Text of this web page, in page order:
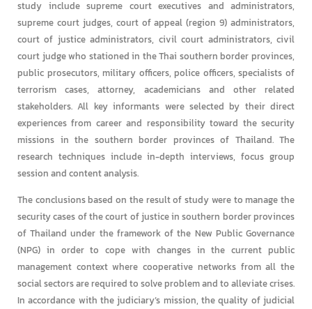
study include supreme court executives and administrators,
supreme court judges, court of appeal (region 9) administrators,
court of justice administrators, civil court administrators, civil
court judge who stationed in the Thai southern border provinces,
public prosecutors, military officers, police officers, specialists of
terrorism cases, attorney, academicians and other related
stakeholders. All key informants were selected by their direct
experiences from career and responsibility toward the security
missions in the southern border provinces of Thailand. The
research techniques include in-depth interviews, focus group
session and content analysis.
The conclusions based on the result of study were to manage the
security cases of the court of justice in southern border provinces
of Thailand under the framework of the New Public Governance
(NPG) in order to cope with changes in the current public
management context where cooperative networks from all the
social sectors are required to solve problem and to alleviate crises.
In accordance with the judiciary’s mission, the quality of judicial